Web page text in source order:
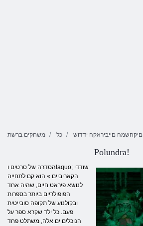
משחקים ברשת כל םיקחשמה םייביראקה ידדוש
Polundra!
הסדרה של סרטים וlaquo; שודדי
הקאריביים » הוא קם לתחייה
לנושא פיראט חיים, שהיה אחד
הפופולריים ביותר בספרות
ובקולנוע של תקופה סובייטית
פעם. כל ילד שקרא ספר על
הנוכלים ים אלה, משתלט פחד